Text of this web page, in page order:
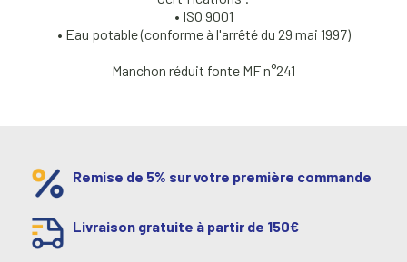
• ISO 9001
• Eau potable (conforme à l'arrêté du 29 mai 1997)
Manchon réduit fonte MF n°241
Remise de 5% sur votre première commande
Livraison gratuite à partir de 150€